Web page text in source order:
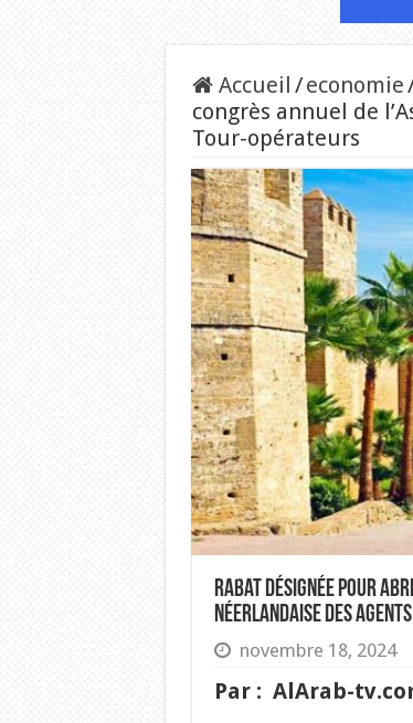
Accueil /economie
congrès annuel de
Tour-opérateurs
Rabat désignée pour
Néerlandaise des
novembre 18, 2024
Par : AlArab-